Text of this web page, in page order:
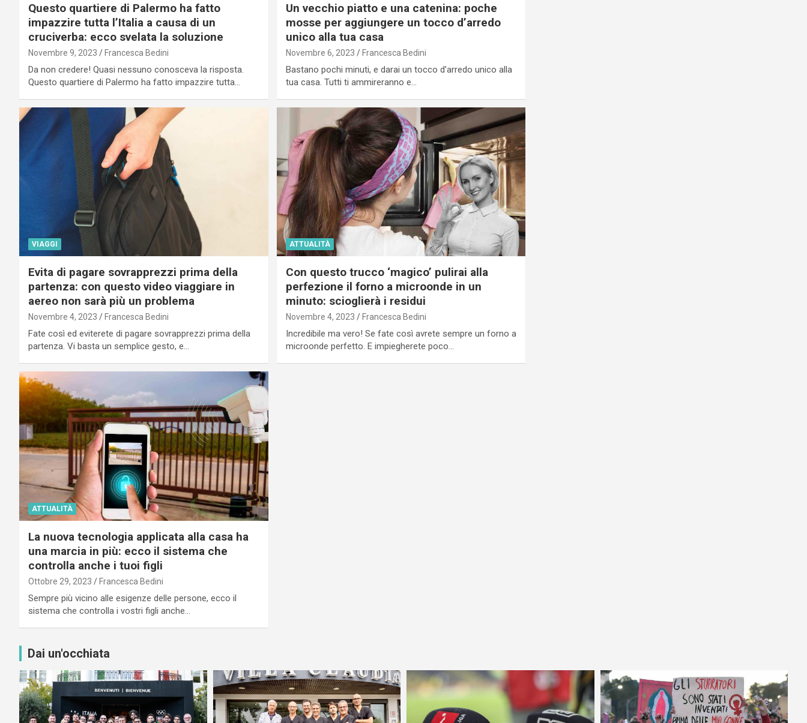
Questo quartiere di Palermo ha fatto
impazzire tutta l’Italia a causa di un
cruciverba: ecco svelata la soluzione
Novembre 9, 2023 Francesca Bedini
Da non credere! Quasi nessuno conosceva la risposta.
Questo quartiere di Palermo ha fatto impazzire tutta…
Un vecchio piatto e una catenina: poche
mosse per aggiungere un tocco d’arredo
unico alla tua casa
Novembre 6, 2023 Francesca Bedini
Bastano pochi minuti, e darai un tocco d’arredo unico alla
tua casa. Tutti ti ammireranno e…
VIAGGI
Evita di pagare sovrapprezzi prima della
partenza: con questo video viaggiare in
aereo non sarà più un problema
Novembre 4, 2023 Francesca Bedini
Fate così ed eviterete di pagare sovrapprezzi prima della
partenza. Vi basta un semplice gesto, e…
ATTUALITÀ
Con questo trucco ‘magico’ pulirai alla
perfezione il forno a microonde in un
minuto: scioglierà i residui
Novembre 4, 2023 Francesca Bedini
Incredibile ma vero! Se fate così avrete sempre un forno a
microonde perfetto. E impiegherete poco…
ATTUALITÀ
La nuova tecnologia applicata alla casa ha
una marcia in più: ecco il sistema che
controlla anche i tuoi figli
Ottobre 29, 2023 Francesca Bedini
Sempre più vicino alle esigenze delle persone, ecco il
sistema che controlla i vostri figli anche…
Dai un'occhiata